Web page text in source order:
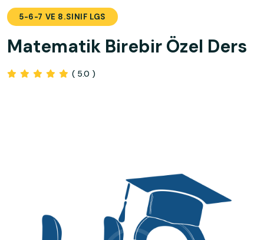
5-6-7 VE 8.SINIF LGS
Matematik Birebir Özel Ders
( 5.0 )